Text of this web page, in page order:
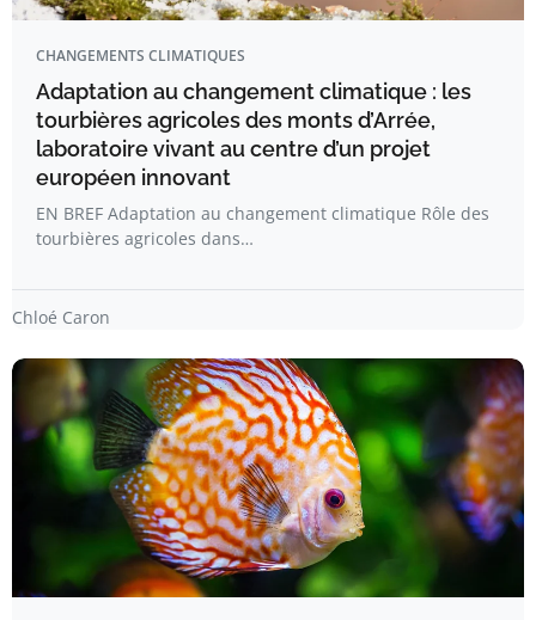
CHANGEMENTS CLIMATIQUES
Adaptation au changement climatique : les
tourbières agricoles des monts d’Arrée,
laboratoire vivant au centre d’un projet
européen innovant
EN BREF Adaptation au changement climatique Rôle des
tourbières agricoles dans…
Chloé Caron